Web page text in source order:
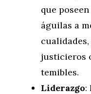
que
águilas a
justicieros
temibles.
Liderazgo: